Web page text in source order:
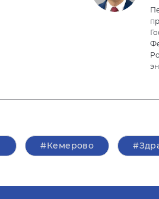
#Кемерово